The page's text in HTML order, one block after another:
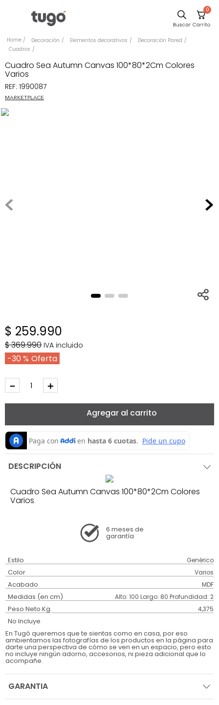
0
Decoración Elementos decorativos
Decoración Pared
Cuadros
Cuadro Sea Autumn Canvas 100*80*2Cm Colores
Varios
REF: 1990087
MARKETPLACE
$ 259.990
$369.990 IVA incluido
30 %
＋
－
Agregar al carrito
DESCRIPCIÓN
Cuadro Sea Autumn Canvas 100*80*2Cm Colores
Varios
6 meses de
garantía
Estilo Genérico
Color Varios
Acabado MDF
Medidas (en cm) Alto: 100 Largo: 80 Profundidad: 2
Peso Neto Kg. 4,375
No Incluye
En Tugó queremos que te sientas como en casa, por eso
ambientamos las fotografías de los productos en la página para
darte una perspectiva de cómo se ven en un espacio, pero esto
no incluye ningún adorno, accesorios, ni pieza adicional que lo
acompañe.
GARANTIA
Sillas
Escritorio
Silla